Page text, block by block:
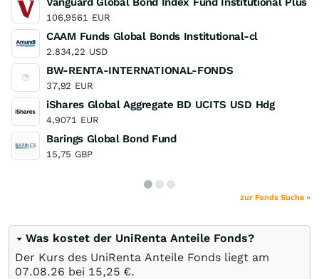
106,9561 EUR
CAAM Funds Global Bonds Institutional-cl
2.834,22 USD
BW-RENTA-INTERNATIONAL-FONDS
37,92 EUR
iShares Global Aggregate BD UCITS USD Hdg
4,9071 EUR
Barings Global Bond Fund
15,75 GBP
zur Fonds Suche »
Was kostet der UniRenta Anteile Fonds?
Der Kurs des UniRenta Anteile Fonds liegt am
07.08.26 bei 15,25 €.